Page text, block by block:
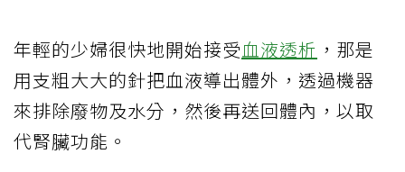
年輕的少婦很快地開始接受血液透析 ，那是
用支粗大大的針把血液導出體外，透過機器
來排除廢物及水分，然後再送回體內，以取
代腎臟功能。